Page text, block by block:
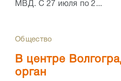
МВД. С 27 июля по 2...
Общество
В центре
орган